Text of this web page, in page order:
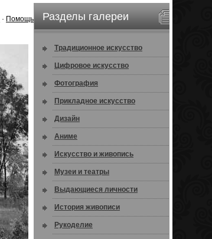
· Помощь Разделы галереи
Традиционное искусство
Цифровое искусство
Фотография
Прикладное искусство
Дизайн
Аниме
Искусство и живопись
Музеи и театры
Выдающиеся личности
История живописи
Рукоделие